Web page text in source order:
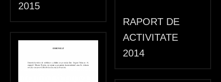
2015
RAPORT DE
ACTIVITATE
2014